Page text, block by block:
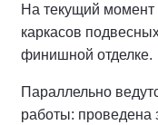
На текущий
каркасов
финишной отделке.
Параллельно
работы: проведена